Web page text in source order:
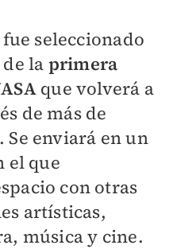
seleccionado
la primera
que volverá a
de más de
Se enviará en un
el que
con otras
artísticas,
música y cine.